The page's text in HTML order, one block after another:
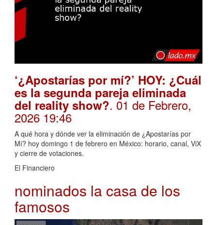
‘¿Apostarías por mí?’ HOY: ¿Cuál
es la segunda pareja eliminada
del reality show?. 01 de Febrero,
2026 19:46
A qué hora y dónde ver la eliminación de ¿Apostarías por
Mí? hoy domingo 1 de febrero en México: horario, canal, ViX
y cierre de votaciones.
El Financiero
nominados la casa de los
famosos